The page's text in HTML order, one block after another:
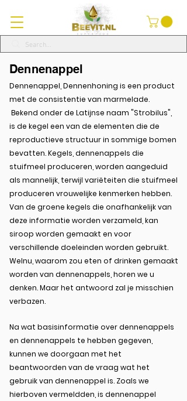
Dennenappel
Dennenappel, Dennenhoning is een product
met de consistentie van marmelade.
Bekend onder de Latijnse naam "Strobilus",
is de kegel een van de elementen die de
reproductieve structuur in sommige bomen
bevatten. Kegels, dennenappels die
stuifmeel produceren, worden aangeduid
als mannelijk, terwijl variëteiten die stuifmeel
produceren vrouwelijke kenmerken hebben.
Van de groene kegels die onafhankelijk van
deze informatie worden verzameld, kan
siroop worden gemaakt en voor
verschillende doeleinden worden gebruikt.
Welnu, waarom zou eten of drinken gemaakt
worden van dennenappels, horen we u
denken. Maar het antwoord zal je misschien
verbazen.
Na wat basisinformatie over dennenappels
en dennenappels te hebben gegeven,
kunnen we doorgaan met het
beantwoorden van de vraag wat het
gebruik van dennenappel is. Zoals we
hierboven vermeldden, is dennenappel